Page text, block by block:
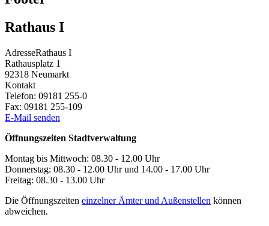
Rathaus I
AdresseRathaus I
Rathausplatz 1
92318 Neumarkt
Kontakt
Telefon: 09181 255-0
Fax: 09181 255-109
E-Mail senden
Öffnungszeiten Stadtverwaltung
Montag bis Mittwoch: 08.30 - 12.00 Uhr
Donnerstag: 08.30 - 12.00 Uhr und 14.00 - 17.00 Uhr
Freitag: 08.30 - 13.00 Uhr
Die Öffnungszeiten einzelner Ämter und Außenstellen können
abweichen.